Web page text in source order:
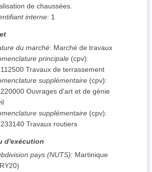
de chaussées.
interne: 1
du marché: Marché de travaux
principale (cpv):
Travaux de terrassement
supplémentaire (cpv):
Ouvrages d'art et de génie
supplémentaire (cpv):
Travaux routiers
d'exécution
pays (NUTS): Martinique
)